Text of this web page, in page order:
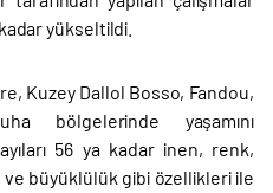
yükseltildi.
Kuzey Dallol Bosso, Fandou,
bölgelerinde yaşamını
56 ya kadar inen, renk,
ve büyüklülük gibi özellikleri ile